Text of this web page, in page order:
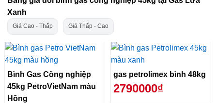
Xanh
Giá Cao - Thấp Giá Thấp - Cao
Bình Gas Công nghiệp
45kg PetroVietNam màu
Hồng
gas petrolimex bình 48kg
2790000₫